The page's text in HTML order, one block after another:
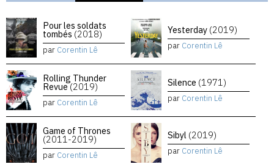
Pour les soldats
tombés (2018)
par Corentin Lê
Yesterday (2019)
par Corentin Lê
Rolling Thunder
Revue(2019)
par Corentin Lê
Silence (1971)
par Corentin Lê
Game of Thrones
(2011-2019)
par Corentin Lê
Sibyl (2019)
par Corentin Lê